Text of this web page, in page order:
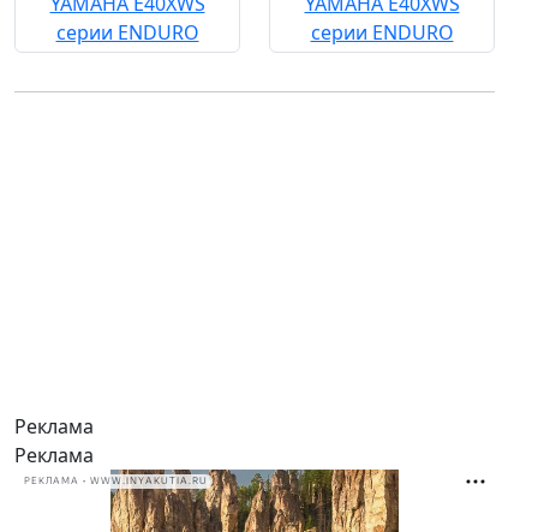
Реклама
Реклама
РЕКЛАМА • WWW.INYAKUTIA.RU